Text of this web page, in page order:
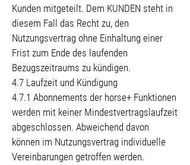
Kunden mitgeteilt. Dem KUNDEN steht in
diesem Fall das Recht zu, den
Nutzungsvertrag ohne Einhaltung einer
Frist zum Ende des laufenden
Bezugszeitraums zu kündigen.
4.7 Laufzeit und Kündigung
4.7.1 Abonnements der horse+ Funktionen
werden mit keiner Mindestvertragslaufzeit
abgeschlossen. Abweichend davon
können im Nutzungsvertrag individuelle
Vereinbarungen getroffen werden.